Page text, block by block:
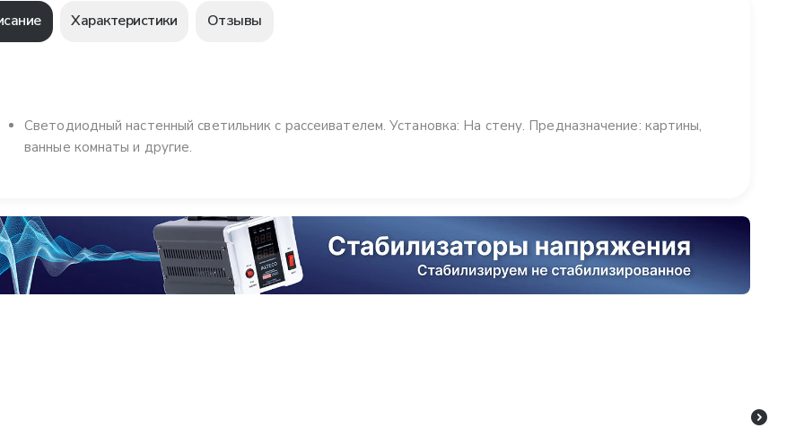
Характеристики Отзывы
Светодиодный настенный светильник с рассеивателем. Установка: На стену. Предназначение: картины,
ванные комнаты и другие.